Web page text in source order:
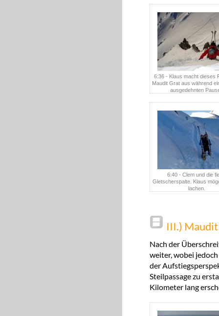
6:36 - Klaus macht dieses
Maudit Grat aus während
ausgedehnten
6:40 - Clem und die
Gletscherspalte. Klaus
lachen.
III.)
Nach der
weiter, wobei
der
Steilpassage zu
Kilometer lang